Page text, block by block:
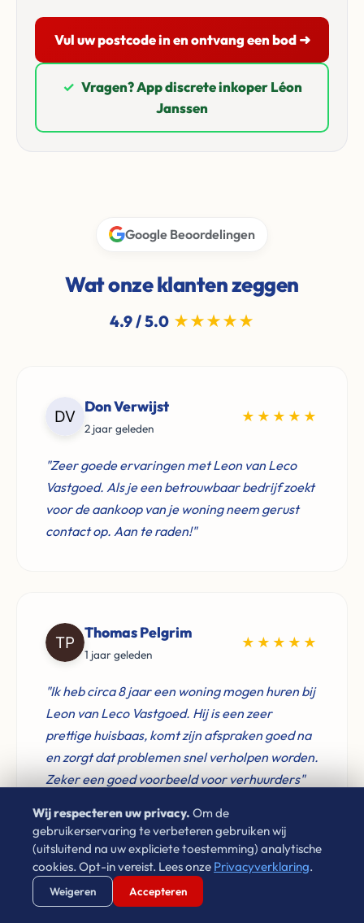
Vul uw postcode in en ontvang een bod ➜
✓ Vragen? App discrete inkoper Léon
Janssen
Google Beoordelingen
Wat onze klanten zeggen
4.9 / 5.0 ★★★★★
Don Verwijst
2 jaar geleden
★★★★★
"Zeer goede ervaringen met Leon van Leco
Vastgoed. Als je een betrouwbaar bedrijf zoekt
voor de aankoop van je woning neem gerust
contact op. Aan te raden!"
Thomas Pelgrim
1 jaar geleden
★★★★★
"Ik heb circa 8 jaar een woning mogen huren bij
Leon van Leco Vastgoed. Hij is een zeer
prettige huisbaas, komt zijn afspraken goed na
en zorgt dat problemen snel verholpen worden.
Zeker een goed voorbeeld voor verhuurders"
Laura Cornet
4 jaar geleden
Wij respecteren uw privacy. Om de
gebruikerservaring te verbeteren gebruiken wij
(uitsluitend na uw expliciete toestemming) analytische
cookies. Opt-in vereist. Lees onze Privacyverklaring.
Weigeren Accepteren
Verstuur WhatsApp